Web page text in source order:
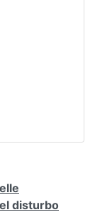
disturbo